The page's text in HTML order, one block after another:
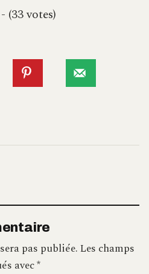
(33 votes)
pas publiée.Les champs
avec*